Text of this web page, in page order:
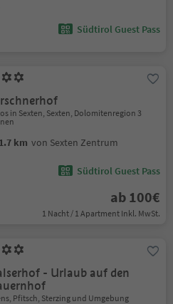
Südtirol Guest Pass
in Sexten, Sexten, Dolomitenregion 3
1.7 km von Sexten Zentrum
Südtirol Guest Pass
ab 100€
1 Nacht / 1 Apartment Inkl. MwSt.
- Urlaub auf den
Pfitsch, Sterzing und Umgebung